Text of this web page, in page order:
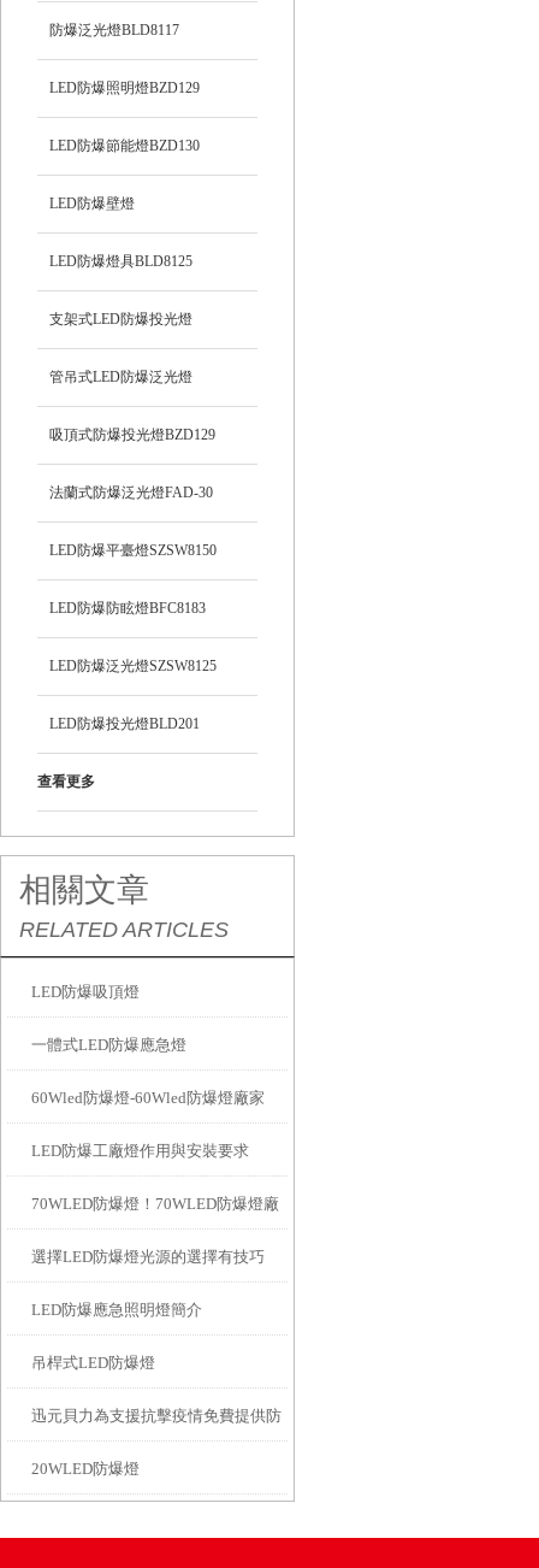
防爆泛光燈BLD8117
LED防爆照明燈BZD129
LED防爆節能燈BZD130
LED防爆壁燈
LED防爆燈具BLD8125
支架式LED防爆投光燈
管吊式LED防爆泛光燈
吸頂式防爆投光燈BZD129
法蘭式防爆泛光燈FAD-30
LED防爆平臺燈SZSW8150
LED防爆防眩燈BFC8183
LED防爆泛光燈SZSW8125
LED防爆投光燈BLD201
查看更多
相關文章
RELATED ARTICLES
LED防爆吸頂燈
一體式LED防爆應急燈
60Wled防爆燈-60Wled防爆燈廠家
LED防爆工廠燈作用與安裝要求
70WLED防爆燈！70WLED防爆燈廠
家、價格
選擇LED防爆燈光源的選擇有技巧
LED防爆應急照明燈簡介
吊桿式LED防爆燈
迅元貝力為支援抗擊疫情免費提供防
爆燈
20WLED防爆燈